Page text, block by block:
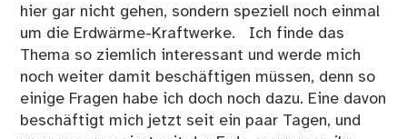
hier gar nicht gehen, sondern speziell noch einmal
um die Erdwärme-Kraftwerke. Ich finde das
Thema so ziemlich interessant und werde mich
noch weiter damit beschäftigen müssen, denn so
einige Fragen habe ich doch noch dazu. Eine davon
beschäftigt mich jetzt seit ein paar Tagen, und